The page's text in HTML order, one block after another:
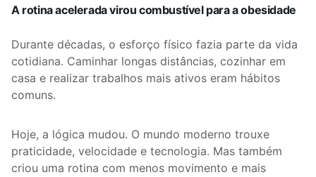
A rotina acelerada virou combustível para a obesidade
Durante décadas, o esforço físico fazia parte da vida
cotidiana. Caminhar longas distâncias, cozinhar em
casa e realizar trabalhos mais ativos eram hábitos
comuns.
Hoje, a lógica mudou. O mundo moderno trouxe
praticidade, velocidade e tecnologia. Mas também
criou uma rotina com menos movimento e mais